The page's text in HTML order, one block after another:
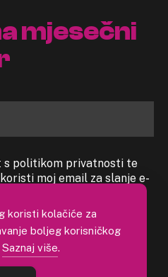
mjesečni
s politikom privatnosti te
moj email za slanje e-
koristi kolačiće za
boljeg korisničkog
Saznaj više.